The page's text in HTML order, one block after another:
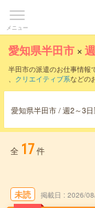
メニュー
愛知県半田市 ×
半田市の派遣のお仕事情報
、 クリエイティブ系などの
愛知県半田市 / 週2～3
全 17件
未読 掲載日 2026/